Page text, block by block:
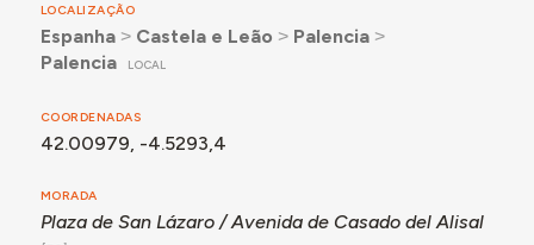
LOCALIZAÇÃO
Espanha˃ Castela e Leão ˃ Palencia˃
Palencia
LOCAL
COORDENADAS
42.00979, -4.5293,4
MORADA
Plaza de San Lázaro / Avenida de Casado del Alisal